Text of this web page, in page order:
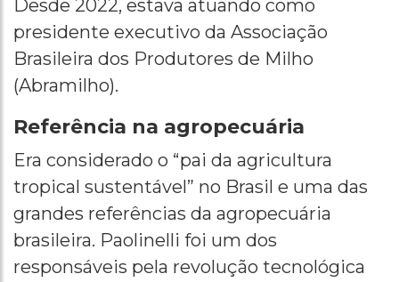
Desde 2022, estava atuando como
presidente executivo da Associação
Brasileira dos Produtores de Milho
(Abramilho).
Referência na agropecuária
Era considerado o “pai da agricultura
tropical sustentável” no Brasil e uma das
grandes referências da agropecuária
brasileira. Paolinelli foi um dos
responsáveis pela revolução tecnológica